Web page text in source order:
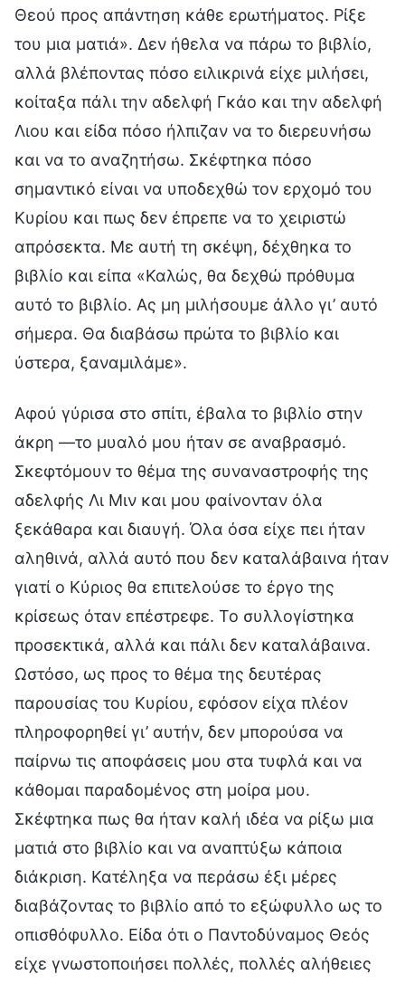
Θεού προς απάντηση κάθε ερωτήματος. Ρίξε
του μια ματιά». Δεν ήθελα να πάρω το βιβλίο,
αλλά βλέποντας πόσο ειλικρινά είχε μιλήσει,
κοίταξα πάλι την αδελφή Γκάο και την αδελφή
Λιου και είδα πόσο ήλπιζαν να το διερευνήσω
και να το αναζητήσω. Σκέφτηκα πόσο
σημαντικό είναι να υποδεχθώ τον ερχομό του
Κυρίου και πως δεν έπρεπε να το χειριστώ
απρόσεκτα. Με αυτή τη σκέψη, δέχθηκα το
βιβλίο και είπα «Καλώς, θα δεχθώ πρόθυμα
αυτό το βιβλίο. Ας μη μιλήσουμε άλλο γι’ αυτό
σήμερα. Θα διαβάσω πρώτα το βιβλίο και
ύστερα, ξαναμιλάμε».
Αφού γύρισα στο σπίτι, έβαλα το βιβλίο στην
άκρη —το μυαλό μου ήταν σε αναβρασμό.
Σκεφτόμουν το θέμα της συναναστροφής της
αδελφής Λι Μιν και μου φαίνονταν όλα
ξεκάθαρα και διαυγή. Όλα όσα είχε πει ήταν
αληθινά, αλλά αυτό που δεν καταλάβαινα ήταν
γιατί ο Κύριος θα επιτελούσε το έργο της
κρίσεως όταν επέστρεφε. Το συλλογίστηκα
προσεκτικά, αλλά και πάλι δεν καταλάβαινα.
Ωστόσο, ως προς το θέμα της δευτέρας
παρουσίας του Κυρίου, εφόσον είχα πλέον
πληροφορηθεί γι’ αυτήν, δεν μπορούσα να
παίρνω τις αποφάσεις μου στα τυφλά και να
κάθομαι παραδομένος στη μοίρα μου.
Σκέφτηκα πως θα ήταν καλή ιδέα να ρίξω μια
ματιά στο βιβλίο και να αναπτύξω κάποια
διάκριση. Κατέληξα να περάσω έξι μέρες
διαβάζοντας το βιβλίο από το εξώφυλλο ως το
οπισθόφυλλο. Είδα ότι ο Παντοδύναμος Θεός
είχε γνωστοποιήσει πολλές, πολλές αλήθειες